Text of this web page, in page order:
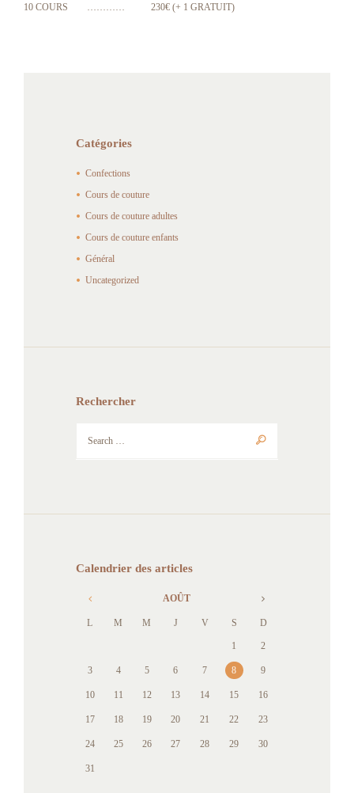
10 COURS ………… 230€ (+ 1 GRATUIT)
Catégories
Confections
Cours de couture
Cours de couture adultes
Cours de couture enfants
Général
Uncategorized
Rechercher
Calendrier des articles
AOÛT
L M M J V S D
1 2
3 4 5 6 7 8 9
10 11 12 13 14 15 16
17 18 19 20 21 22 23
24 25 26 27 28 29 30
31